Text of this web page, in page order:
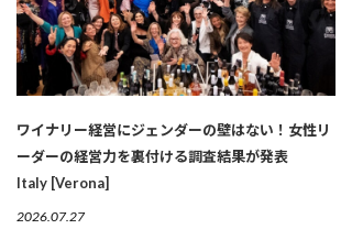
ワイナリー経営にジェンダーの壁はない！女性リ
ーダーの経営力を裏付ける調査結果が発表
Italy [Verona]
2026.07.27